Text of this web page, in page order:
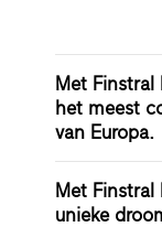
Met Finstral
het meest
van Europa.
Met Finstral
unieke